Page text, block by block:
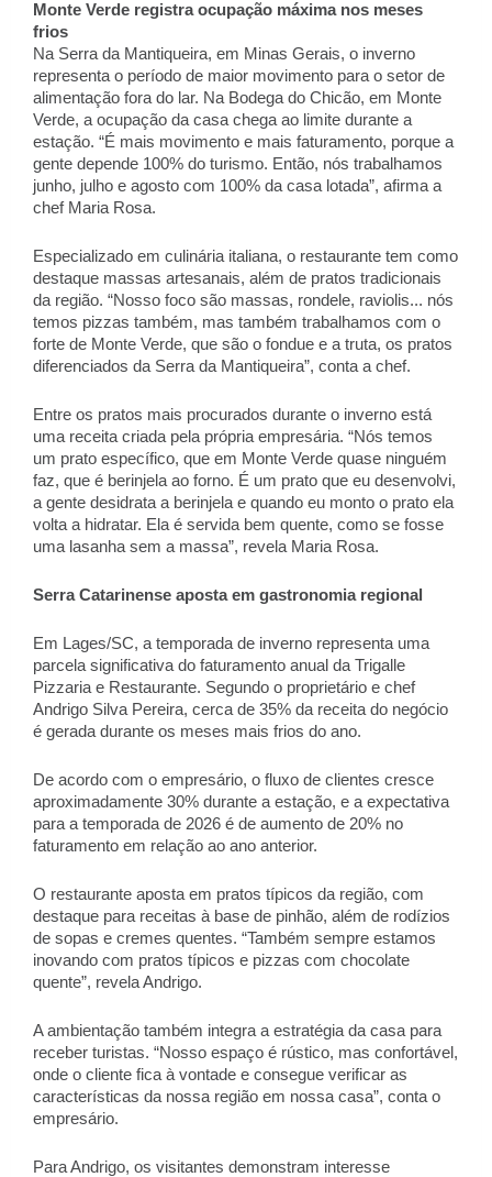
Monte Verde registra ocupação máxima nos meses
frios
Na Serra da Mantiqueira, em Minas Gerais, o inverno
representa o período de maior movimento para o setor de
alimentação fora do lar. Na Bodega do Chicão, em Monte
Verde, a ocupação da casa chega ao limite durante a
estação. “É mais movimento e mais faturamento, porque a
gente depende 100% do turismo. Então, nós trabalhamos
junho, julho e agosto com 100% da casa lotada”, afirma a
chef Maria Rosa.
Especializado em culinária italiana, o restaurante tem como
destaque massas artesanais, além de pratos tradicionais
da região. “Nosso foco são massas, rondele, raviolis... nós
temos pizzas também, mas também trabalhamos com o
forte de Monte Verde, que são o fondue e a truta, os pratos
diferenciados da Serra da Mantiqueira”, conta a chef.
Entre os pratos mais procurados durante o inverno está
uma receita criada pela própria empresária. “Nós temos
um prato específico, que em Monte Verde quase ninguém
faz, que é berinjela ao forno. É um prato que eu desenvolvi,
a gente desidrata a berinjela e quando eu monto o prato ela
volta a hidratar. Ela é servida bem quente, como se fosse
uma lasanha sem a massa”, revela Maria Rosa.
Serra Catarinense aposta em gastronomia regional
Em Lages/SC, a temporada de inverno representa uma
parcela significativa do faturamento anual da Trigalle
Pizzaria e Restaurante. Segundo o proprietário e chef
Andrigo Silva Pereira, cerca de 35% da receita do negócio
é gerada durante os meses mais frios do ano.
De acordo com o empresário, o fluxo de clientes cresce
aproximadamente 30% durante a estação, e a expectativa
para a temporada de 2026 é de aumento de 20% no
faturamento em relação ao ano anterior.
O restaurante aposta em pratos típicos da região, com
destaque para receitas à base de pinhão, além de rodízios
de sopas e cremes quentes. “Também sempre estamos
inovando com pratos típicos e pizzas com chocolate
quente”, revela Andrigo.
A ambientação também integra a estratégia da casa para
receber turistas. “Nosso espaço é rústico, mas confortável,
onde o cliente fica à vontade e consegue verificar as
características da nossa região em nossa casa”, conta o
empresário.
Para Andrigo, os visitantes demonstram interesse